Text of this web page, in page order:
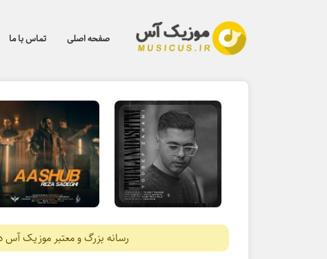
صفحه اصلی تماس با ما
رسانه بزرگ و معتبر موزیک